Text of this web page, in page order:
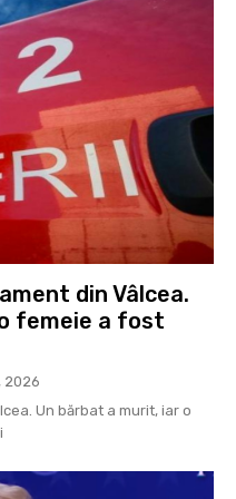
din Vâlcea.
femeie a fost
2026
Un bărbat a murit, iar o